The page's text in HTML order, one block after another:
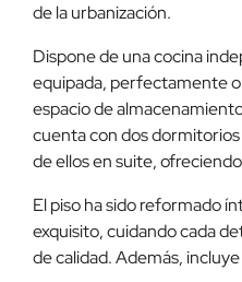
de la urbanización.
Dispone de una cocina
equipada, perfectamente
espacio de
cuenta con dos
de ellos en suite,
El piso ha sido reformado
exquisito, cuidando cada
de calidad. Además,